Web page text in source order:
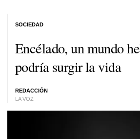
Encélado, un mundo
podría surgir la vida
REDACCIÓN
LA VOZ
SOCIEDAD